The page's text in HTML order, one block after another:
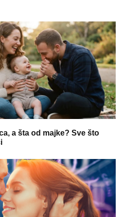
a šta od majke? Sve što